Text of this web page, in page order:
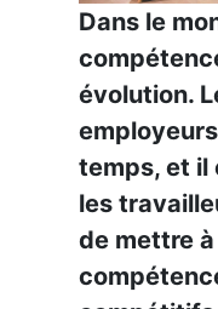
Dans le
évolution.
temps, et il
les
de mettre